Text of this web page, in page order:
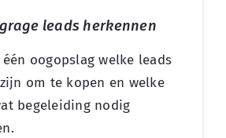
leads herkennen
oogopslag welke leads
om te kopen en welke
begeleiding nodig